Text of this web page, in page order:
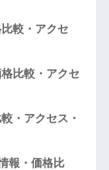
較・アクセ
比較・アクセ
・アクセス・
報・価格比